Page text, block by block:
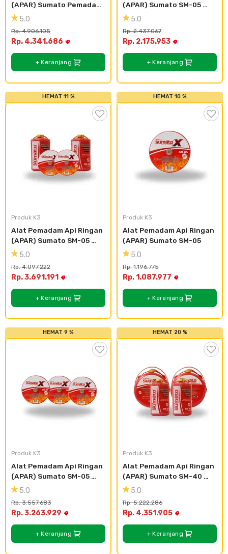
(APAR) Sumato Pemadam
Api Program
5.0
Rp. 4.906.105
Rp. 4.341.686
+ Keranjang
(APAR) Sumato SM-05
(2pcs)
5.0
Rp. 2.437.067
Rp. 2.175.953
+ Keranjang
HEMAT 11 %
Produk K3
Alat Pemadam Api Ringan
(APAR) Sumato SM-05
(2pcs) SM-10 (2pcs)
5.0
Rp. 4.097.222
Rp. 3.691.191
+ Keranjang
HEMAT 10 %
Produk K3
Alat Pemadam Api Ringan
(APAR) Sumato SM-05
5.0
Rp. 1.196.775
Rp. 1.087.977
+ Keranjang
HEMAT 9 %
Produk K3
Alat Pemadam Api Ringan
(APAR) Sumato SM-05
(3pcs)
5.0
Rp. 3.557.683
Rp. 3.263.929
+ Keranjang
HEMAT 20 %
Produk K3
Alat Pemadam Api Ringan
(APAR) Sumato SM-40
(2pcs) SM-10 (2pcs)
5.0
Rp. 5.222.286
Rp. 4.351.905
+ Keranjang